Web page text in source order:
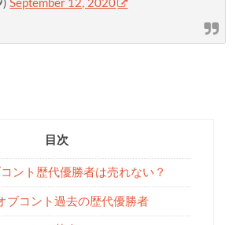
September 12, 2020
目次
ント歴代優勝者は売れない？
ブコント過去の歴代優勝者